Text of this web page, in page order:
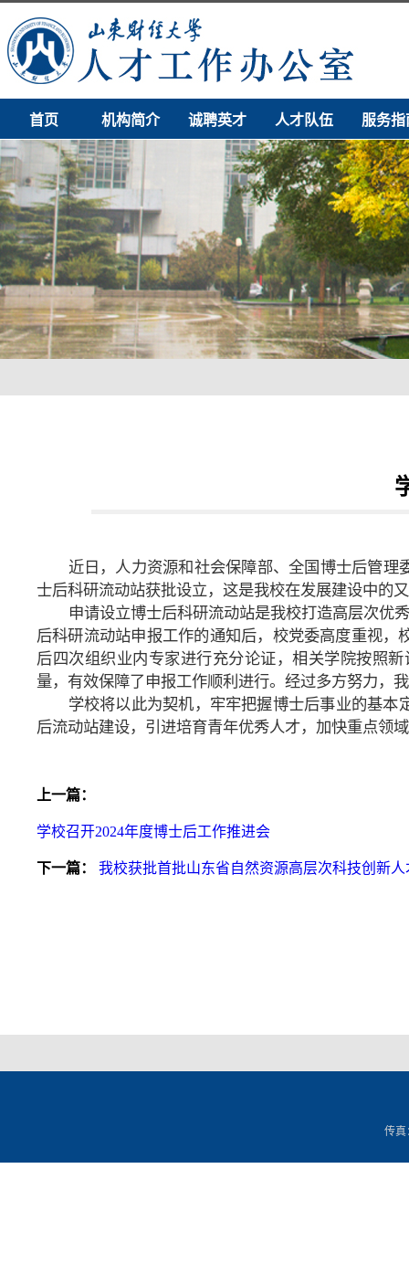
首页 机构简介 诚聘英才 人才队伍 服务指
近日，人力资源和社会保障部、全国博士后管理
士后科研流动站获批设立，这是我校在发展建设中的
申请设立博士后科研流动站是我校打造高层次优
后科研流动站申报工作的通知后，校党委高度重视
后四次组织业内专家进行充分论证，相关学院按照
量，有效保障了申报工作顺利进行。经过多方努力，
学校将以此为契机，牢牢把握博士后事业的基
后流动站建设，引进培育青年优秀人才，加快重点领
上一篇：
学校召开2024年度博士后工作推进会
下一篇： 我校获批首批山东省自然资源高层次科技创新人
传真